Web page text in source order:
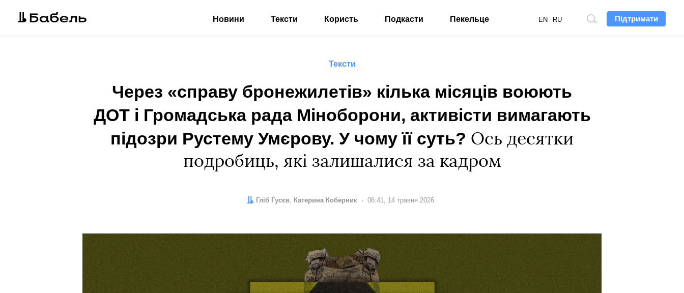
Підтримати
Пошук
EN RU
Новини Тексти Користь Подкасти Пекельце
Тексти
Через «справу бронежилетів» кілька місяців воюють
ДОТ і Громадська рада Міноборони, активісти вимагають
підозри Рустему Умєрову. У чому її суть? Ось десятки
подробиць, які залишалися за кадром
Автор:
Гліб Гусєв
Редактор: Катерина Коберник Дата:
06:41, 14 травня 2026